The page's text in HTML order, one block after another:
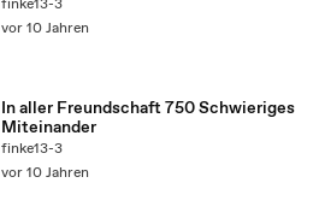
finke13-3
vor 10 Jahren
In aller Freundschaft 750 Schwieriges
Miteinander
finke13-3
vor 10 Jahren